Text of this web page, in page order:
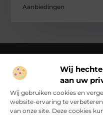
Wij
aan uw
Wij gebruiken cookies en
website-ervaring te
van onze site. Deze cookies
Aanbiedingen
Over Ck Producties
Ckproducties.nl –
geven.
Ontdek, lees en laat
inzichten en ideeën!